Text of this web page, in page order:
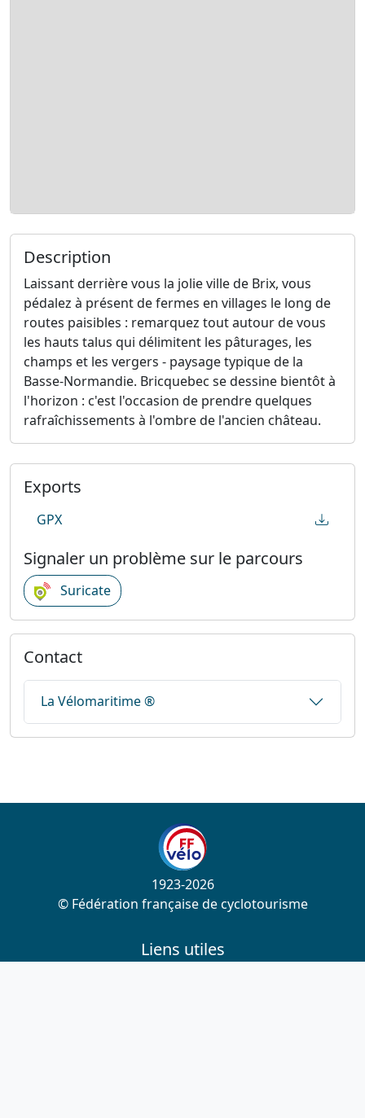
Description
Laissant derrière vous la jolie ville de Brix, vous
pédalez à présent de fermes en villages le long de
routes paisibles : remarquez tout autour de vous
les hauts talus qui délimitent les pâturages, les
champs et les vergers - paysage typique de la
Basse-Normandie. Bricquebec se dessine bientôt à
l'horizon : c'est l'occasion de prendre quelques
rafraîchissements à l'ombre de l'ancien château.
Exports
GPX
Signaler un problème sur le parcours
Suricate
Contact
La Vélomaritime ®
1923-2026
© Fédération française de cyclotourisme
Liens utiles